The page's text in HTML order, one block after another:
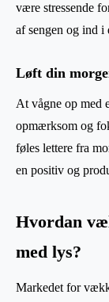
være stressende
af sengen og ind i
Løft din
At vågne op med
opmærksom og
føles lettere fra
en positiv og
Hvordan
med lys?
Markedet for